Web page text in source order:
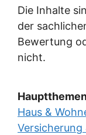
Die Inhalte
der
Bewertung
nicht.
Haus &
Versicherung